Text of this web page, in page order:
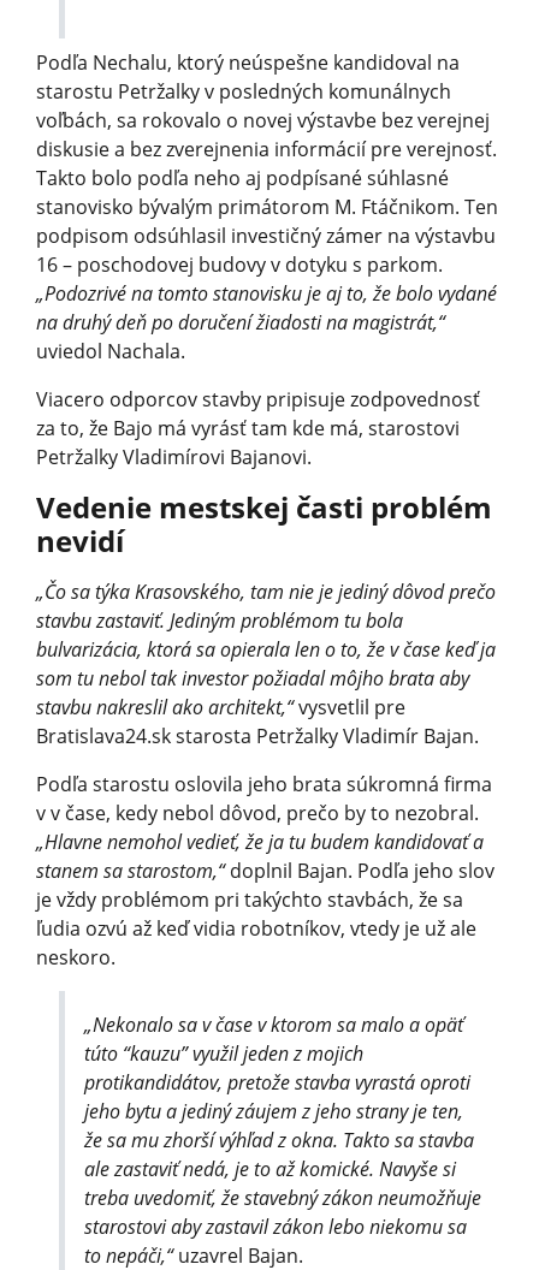
Podľa Nechalu, ktorý neúspešne kandidoval na
starostu Petržalky v posledných komunálnych
voľbách, sa rokovalo o novej výstavbe bez verejnej
diskusie a bez zverejnenia informácií pre verejnosť.
Takto bolo podľa neho aj podpísané súhlasné
stanovisko bývalým primátorom M. Ftáčnikom. Ten
podpisom odsúhlasil investičný zámer na výstavbu
16 – poschodovej budovy v dotyku s parkom.
„Podozrivé na tomto stanovisku je aj to, že bolo vydané
na druhý deň po doručení žiadosti na magistrát,“
uviedol Nachala.
Viacero odporcov stavby pripisuje zodpovednosť
za to, že Bajo má vyrásť tam kde má, starostovi
Petržalky Vladimírovi Bajanovi.
Vedenie mestskej časti problém
nevidí
„Čo sa týka Krasovského, tam nie je jediný dôvod prečo
stavbu zastaviť. Jediným problémom tu bola
bulvarizácia, ktorá sa opierala len o to, že v čase keď ja
som tu nebol tak investor požiadal môjho brata aby
stavbu nakreslil ako architekt,“vysvetlil pre
Bratislava24.sk starosta Petržalky Vladimír Bajan.
Podľa starostu oslovila jeho brata súkromná firma
v v čase, kedy nebol dôvod, prečo by to nezobral.
„Hlavne nemohol vedieť, že ja tu budem kandidovať a
stanem sa starostom,“doplnil Bajan. Podľa jeho slov
je vždy problémom pri takýchto stavbách, že sa
ľudia ozvú až keď vidia robotníkov, vtedy je už ale
neskoro.
„Nekonalo sa v čase v ktorom sa malo a opäť
túto “kauzu” využil jeden z mojich
protikandidátov, pretože stavba vyrastá oproti
jeho bytu a jediný záujem z jeho strany je ten,
že sa mu zhorší výhľad z okna. Takto sa stavba
ale zastaviť nedá, je to až komické. Navyše si
treba uvedomiť, že stavebný zákon neumožňuje
starostovi aby zastavil zákon lebo niekomu sa
to nepáči,“uzavrel Bajan.